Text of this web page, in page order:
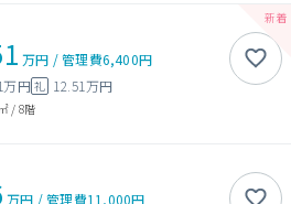
万円 /管理費6,400円
万円礼 12.51万円
/ 8階
万円 /管理費11,000円